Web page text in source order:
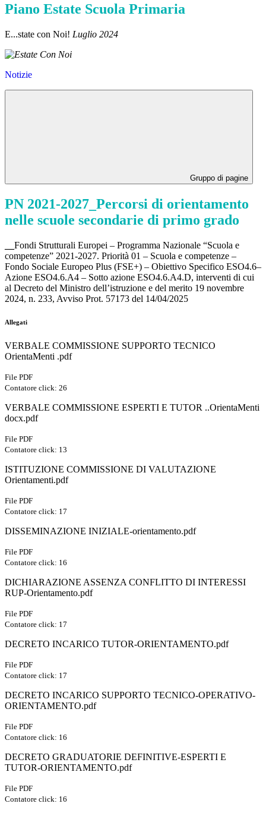
Piano Estate Scuola Primaria
E...state con Noi! Luglio 2024
Notizie
Gruppo di pagine
PN 2021-2027_Percorsi di orientamento
nelle scuole secondarie di primo grado
Fondi Strutturali Europei – Programma Nazionale “Scuola e
competenze” 2021-2027. Priorità 01 – Scuola e competenze –
Fondo Sociale Europeo Plus (FSE+) – Obiettivo Specifico ESO4.6–
Azione ESO4.6.A4 – Sotto azione ESO4.6.A4.D, interventi di cui
al Decreto del Ministro dell’istruzione e del merito 19 novembre
2024, n. 233, Avviso Prot. 57173 del 14/04/2025
Allegati
VERBALE COMMISSIONE SUPPORTO TECNICO
OrientaMenti .pdf
File PDF
Contatore click: 26
VERBALE COMMISSIONE ESPERTI E TUTOR ..OrientaMenti
docx.pdf
File PDF
Contatore click: 13
ISTITUZIONE COMMISSIONE DI VALUTAZIONE
Orientamenti.pdf
File PDF
Contatore click: 17
DISSEMINAZIONE INIZIALE-orientamento.pdf
File PDF
Contatore click: 16
DICHIARAZIONE ASSENZA CONFLITTO DI INTERESSI
RUP-Orientamento.pdf
File PDF
Contatore click: 17
DECRETO INCARICO TUTOR-ORIENTAMENTO.pdf
File PDF
Contatore click: 17
DECRETO INCARICO SUPPORTO TECNICO-OPERATIVO-
ORIENTAMENTO.pdf
File PDF
Contatore click: 16
DECRETO GRADUATORIE DEFINITIVE-ESPERTI E
TUTOR-ORIENTAMENTO.pdf
File PDF
Contatore click: 16